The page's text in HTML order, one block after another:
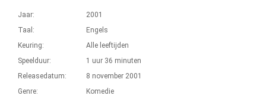
Jaar:
2001
Taal:
Engels
Keuring:
Alle leeftijden
Speelduur:
1 uur 36 minuten
Releasedatum:
8 november 2001
Genre:
Komedie